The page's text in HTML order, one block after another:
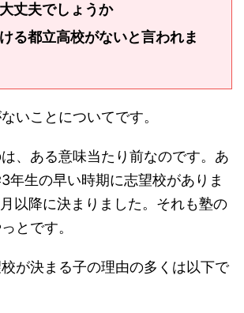
丈夫でしょうか
る都立高校がないと言われま
いことについてです。
、ある意味当たり前なのです。あ
年生の早い時期に志望校がありま
以降に決まりました。それも塾の
とです。
が決まる子の理由の多くは以下で